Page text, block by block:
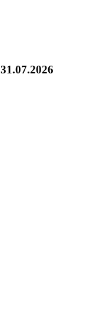
31.07.2026